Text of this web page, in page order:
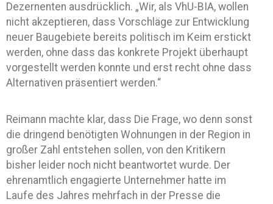
Dezernenten ausdrücklich. „Wir, als VhU-BIA, wollen
nicht akzeptieren, dass Vorschläge zur Entwicklung
neuer Baugebiete bereits politisch im Keim erstickt
werden, ohne dass das konkrete Projekt überhaupt
vorgestellt werden konnte und erst recht ohne dass
Alternativen präsentiert werden.“
Reimann machte klar, dass Die Frage, wo denn sonst
die dringend benötigten Wohnungen in der Region in
großer Zahl entstehen sollen, von den Kritikern
bisher leider noch nicht beantwortet wurde. Der
ehrenamtlich engagierte Unternehmer hatte im
Laufe des Jahres mehrfach in der Presse die